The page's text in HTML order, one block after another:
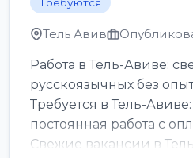
Тель Авив
Работа в Тель-Авиве:
русскоязычных без
Требуется в Тель-
постоянная работа с
Свежие вакансии в